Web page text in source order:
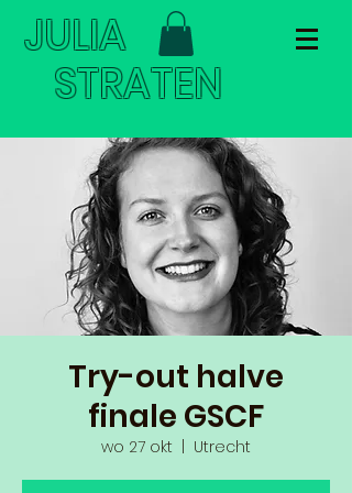
JULIA
STRATEN
Try-out halve
finale GSCF
wo 27 okt Utrecht